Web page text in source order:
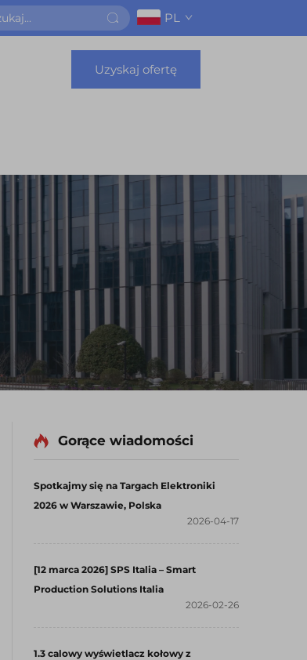
PL
Uzyskaj ofertę
Gorące wiadomości
Spotkajmy się na Targach Elektroniki
2026 w Warszawie, Polska
2026-04-17
[12 marca 2026] SPS Italia – Smart
Production Solutions Italia
2026-02-26
1.3 calowy wyświetlacz kołowy z